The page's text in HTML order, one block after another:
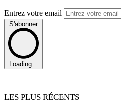
Entrez votre email
S'abonner
Loading...
LES PLUS RÉCENTS